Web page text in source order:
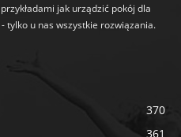
jak urządzić pokój dla
tylko u nas wszystkie rozwiązania.
370
361